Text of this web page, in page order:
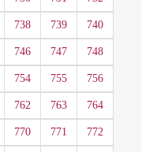
738 739 740
746 747 748
754 755 756
762 763 764
770 771 772